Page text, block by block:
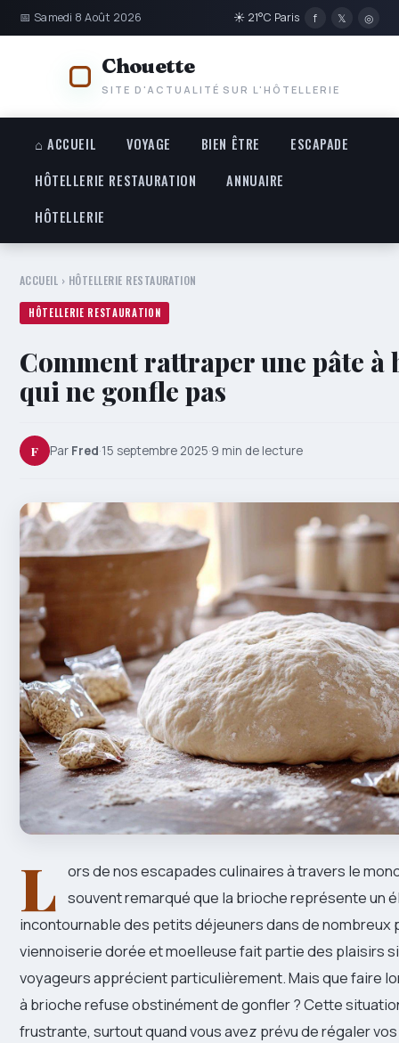
📅 Samedi 8 Août 2026 ☀ 21°C Paris f 𝕏 ◎
Chouette
SITE D'ACTUALITÉ SUR L'HÔTELLERIE
⌂ ACCUEIL VOYAGE BIEN ÊTRE
ESCAPADE
HÔTELLERIE RESTAURATION
ANNUAIRE
HÔTELLERIE
ACCUEIL › HÔTELLERIE RESTAURATION
HÔTELLERIE RESTAURATION
Comment rattraper une pâte à
qui ne gonfle pas
F Par Fred·15 septembre 2025·9 min de lecture
L ors de nos escapades culinaires à travers le
souvent remarqué que la brioche représente un
incontournable des petits déjeuners dans de nombreux
viennoiserie dorée et moelleuse fait partie des plaisirs
voyageurs apprécient particulièrement. Mais que faire
à brioche refuse obstinément de gonfler ? Cette
frustrante, surtout quand vous avez prévu de régaler